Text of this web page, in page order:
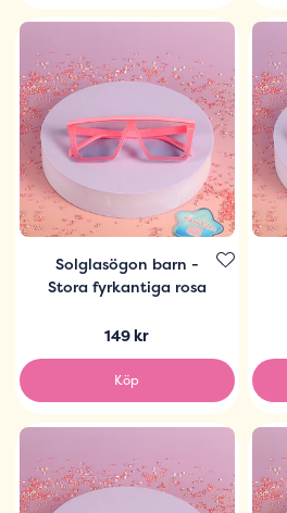
Solglasögon barn -
Stora fyrkantiga rosa
149 kr
Köp